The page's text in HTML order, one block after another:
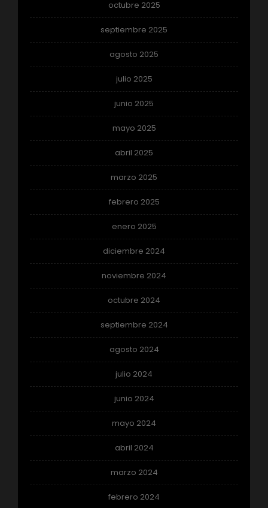
octubre 2025
septiembre 2025
agosto 2025
julio 2025
junio 2025
mayo 2025
abril 2025
marzo 2025
febrero 2025
enero 2025
diciembre 2024
noviembre 2024
octubre 2024
septiembre 2024
agosto 2024
julio 2024
junio 2024
mayo 2024
abril 2024
marzo 2024
febrero 2024